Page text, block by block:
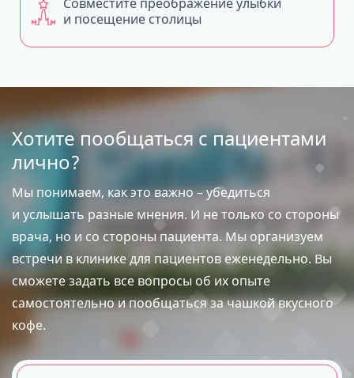
и посещение столицы
Хотите пообщаться с пациентами
лично?
Мы понимаем, как это важно – убедиться
и услышать разные мнения. И не только со стороны
врача, но и со стороны пациента. Мы организуем
встречи в клинике для пациентов еженедельно. Вы
сможете задать все вопросы об их опыте
самостоятельно и пообщаться за чашкой вкусного
кофе.